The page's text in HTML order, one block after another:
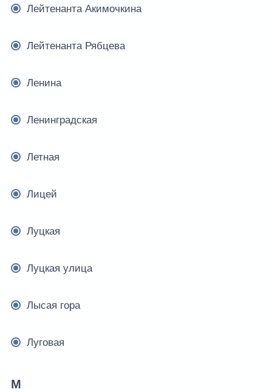
Лейтенанта Акимочкина
Лейтенанта Рябцева
Ленина
Ленинградская
Летная
Лицей
Луцкая
Луцкая улица
Лысая гора
Луговая
М